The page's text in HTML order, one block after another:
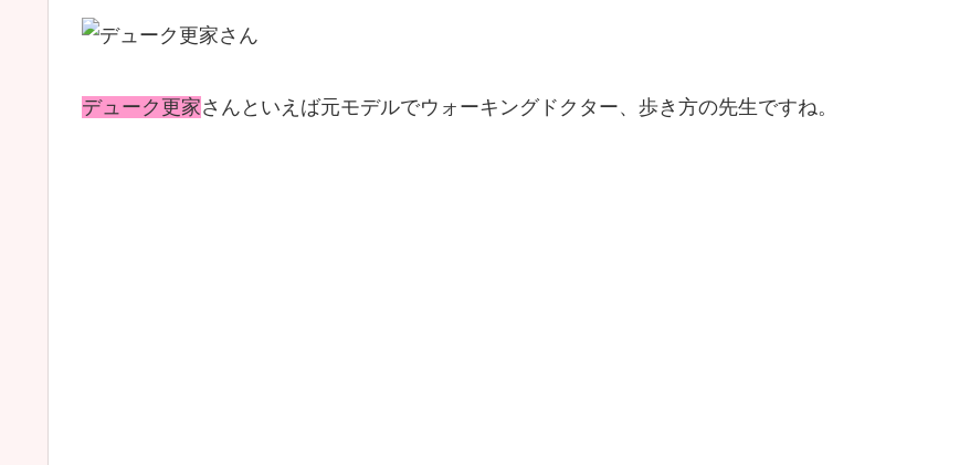
デューク更家さんといえば元モデルでウォーキングドクター、歩き方の先生ですね。